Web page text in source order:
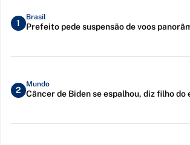
1
Brasil
Prefeito pede suspensão de voos
2
Mundo
Câncer de Biden se espalhou, diz filho do